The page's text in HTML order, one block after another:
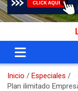
LA
Inicio
Especiales
Plan ilimitado